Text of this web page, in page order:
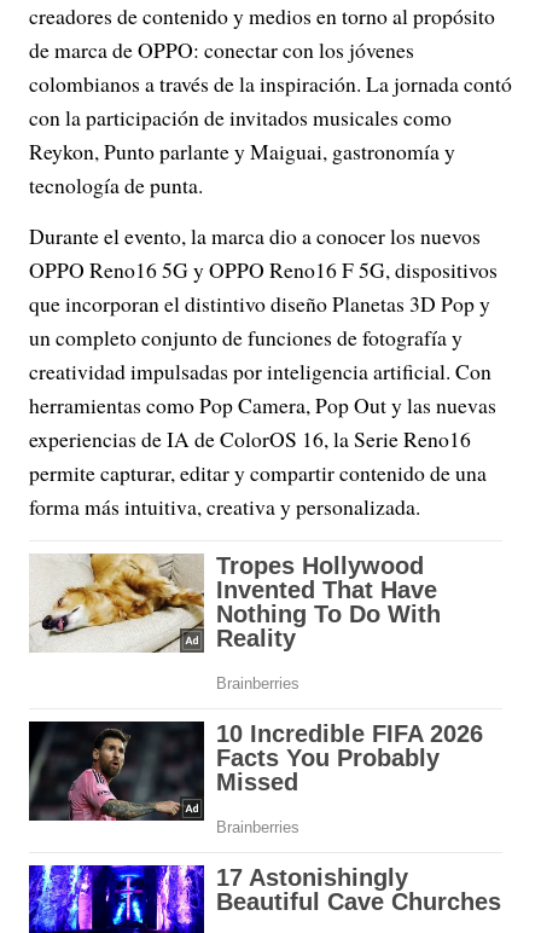
creadores de contenido y medios en torno al propósito
de marca de OPPO: conectar con los jóvenes
colombianos a través de la inspiración. La jornada contó
con la participación de invitados musicales como
Reykon, Punto parlante y Maiguai, gastronomía y
tecnología de punta.
Durante el evento, la marca dio a conocer los nuevos
OPPO Reno16 5G y OPPO Reno16 F 5G, dispositivos
que incorporan el distintivo diseño Planetas 3D Pop y
un completo conjunto de funciones de fotografía y
creatividad impulsadas por inteligencia artificial. Con
herramientas como Pop Camera, Pop Out y las nuevas
experiencias de IA de ColorOS 16, la Serie Reno16
permite capturar, editar y compartir contenido de una
forma más intuitiva, creativa y personalizada.